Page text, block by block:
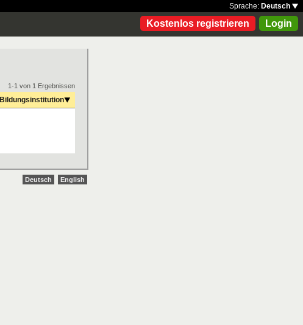
Sprache: Deutsch
Kostenlos registrieren Login
1-1 von 1 Ergebnissen
Bildungsinstitution
Deutsch English